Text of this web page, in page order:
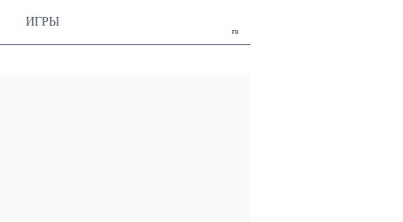
ru
ИГРЫ